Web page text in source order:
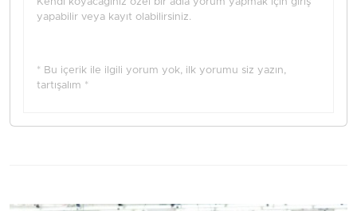
yapabilir veya kayıt olabilirsiniz.
* Bu içerik ile ilgili yorum yok, ilk yorumu siz yazın,
tartışalım *